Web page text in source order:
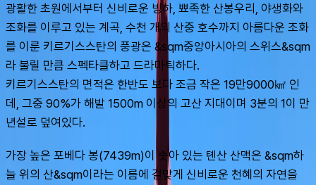
광활한 초원에서부터 신비로운 빙하, 뾰족한 산봉우리, 야생화와
조화를 이루고 있는 계곡, 수천 개의 산중 호수까지 아름다운 조화
를 이룬 키르기스스탄의 풍광은 &sqm중앙아시아의 스위스&sqm
라 불릴 만큼 스펙타클하고 드라마틱하다.
키르기스스탄의 면적은 한반도 보다 조금 작은 19만9000㎢ 인
데, 그중 90%가 해발 1500m 이상의 고산 지대이며 3분의 1이 만
년설로 덮여있다.
가장 높은 포베다 봉(7439m)이 솟아 있는 톈산 산맥은 &sqm하
늘 위의 산&sqm이라는 이름에 걸맞게 신비로운 천혜의 자연을